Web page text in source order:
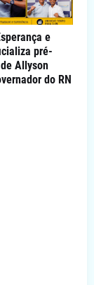
e
pré-
Allyson
do RN